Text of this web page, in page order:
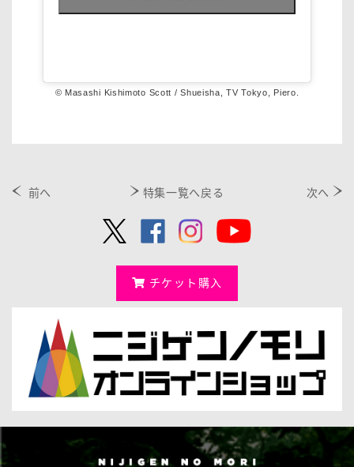
© Masashi Kishimoto Scott / Shueisha, TV Tokyo, Piero.
前へ 特集一覧へ戻る 次へ
チケット購入